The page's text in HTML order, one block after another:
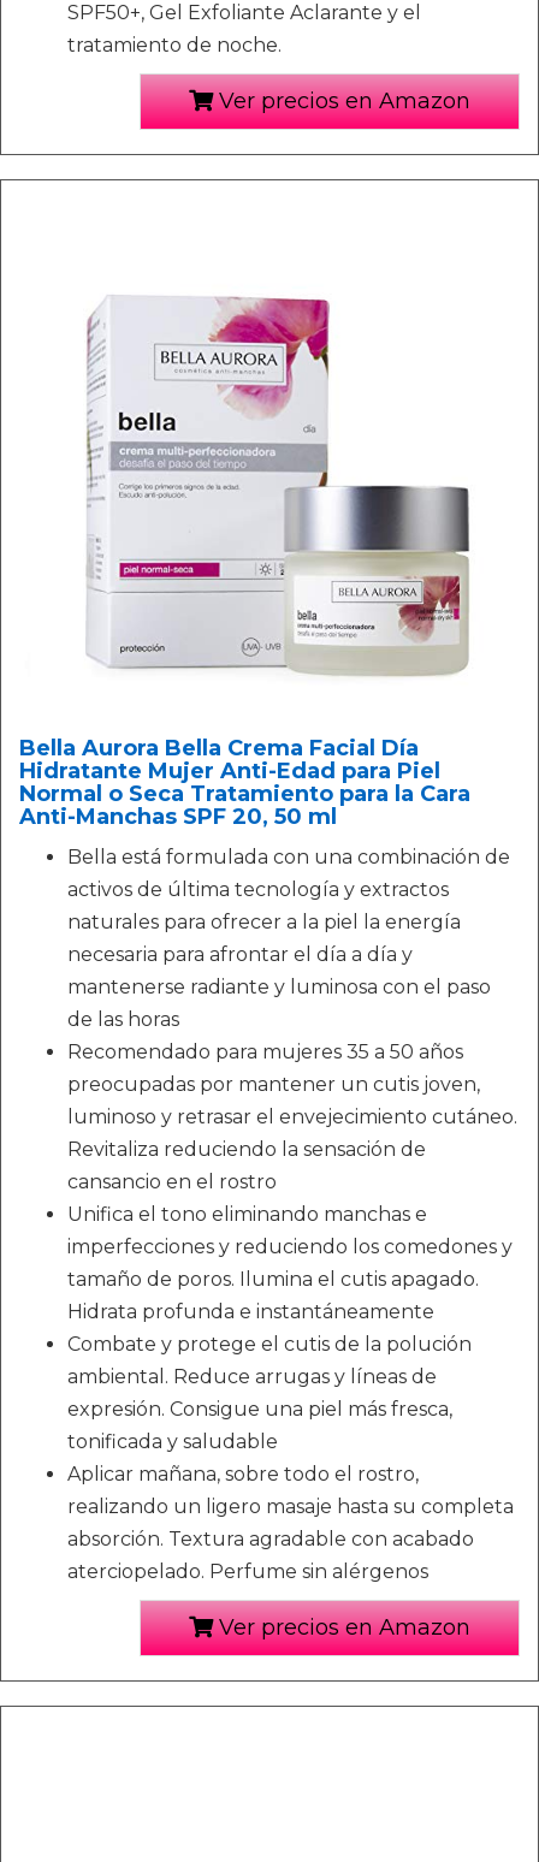
SPF50+, Gel Exfoliante Aclarante y el
tratamiento de noche.
Ver precios en Amazon
Bella Aurora Bella Crema Facial Día
Hidratante Mujer Anti-Edad para Piel
Normal o Seca Tratamiento para la Cara
Anti-Manchas SPF 20, 50 ml
Bella está formulada con una combinación de
activos de última tecnología y extractos
naturales para ofrecer a la piel la energía
necesaria para afrontar el día a día y
mantenerse radiante y luminosa con el paso
de las horas
Recomendado para mujeres 35 a 50 años
preocupadas por mantener un cutis joven,
luminoso y retrasar el envejecimiento cutáneo.
Revitaliza reduciendo la sensación de
cansancio en el rostro
Unifica el tono eliminando manchas e
imperfecciones y reduciendo los comedones y
tamaño de poros. Ilumina el cutis apagado.
Hidrata profunda e instantáneamente
Combate y protege el cutis de la polución
ambiental. Reduce arrugas y líneas de
expresión. Consigue una piel más fresca,
tonificada y saludable
Aplicar mañana, sobre todo el rostro,
realizando un ligero masaje hasta su completa
absorción. Textura agradable con acabado
aterciopelado. Perfume sin alérgenos
Ver precios en Amazon